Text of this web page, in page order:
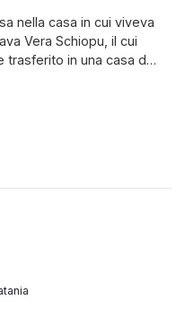
nella casa in cui viveva
Vera Schiopu, il cui
in una casa di
è stato scoperto. Gli